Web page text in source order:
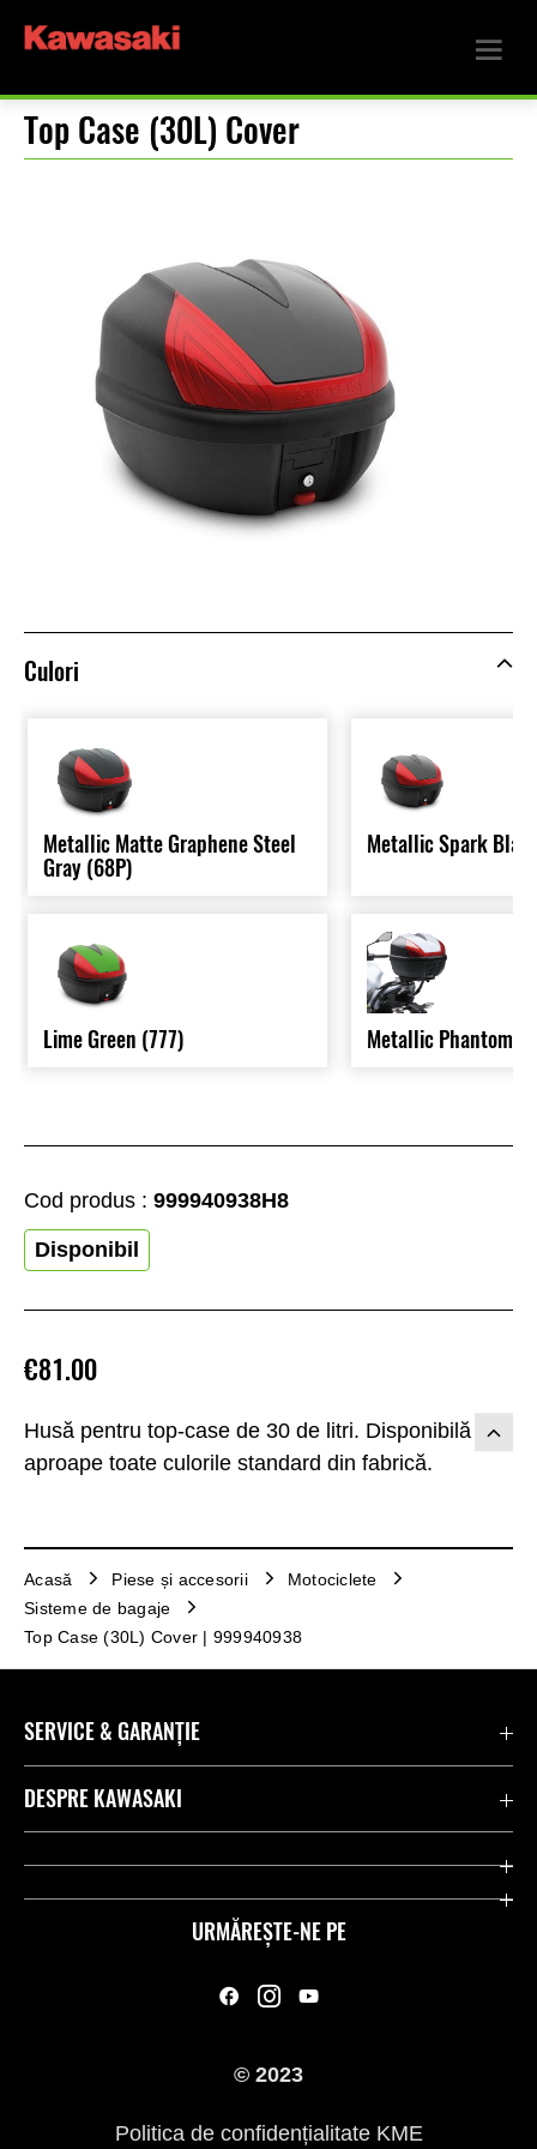
Top Case (30L) Cover
Husă pentru top-case de 30 de litri. Disponibilă în
aproape toate culorile standard din fabrică.
€81.00
Cod produs : 999940938H8
Disponibil
Culori
Metallic Matte Graphene Steel
Gray (68P)
Lime Green (777)
Metallic Spark
Metallic Phantom
Acasă Piese și accesorii
Motociclete
Sisteme de bagaje
Top Case (30L) Cover | 999940938
URMĂREȘTE-NE PE
SERVICE & GARANȚIE
Contactează-ne
Link-uri utile
DESPRE KAWASAKI
Companie
© 2023
Politica de confidențialitate KME